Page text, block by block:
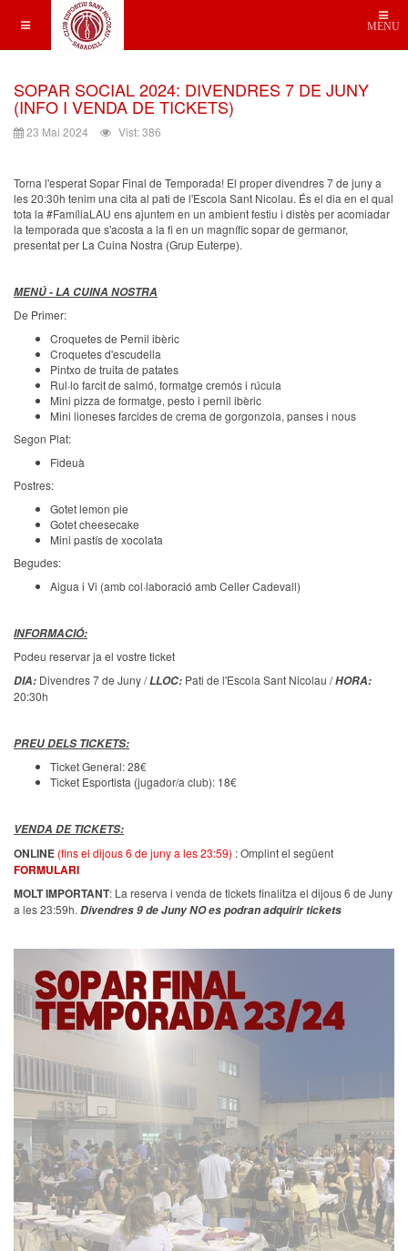
MENU
SOPAR SOCIAL 2024: DIVENDRES 7 DE JUNY
(INFO I VENDA DE TICKETS)
23 Mai 2024 Vist: 386
Torna l'esperat Sopar Final de Temporada! El proper divendres 7 de juny a
les 20:30h tenim una cita al pati de l'Escola Sant Nicolau. És el dia en el qual
tota la #FamíliaLAU ens ajuntem en un ambient festiu i distès per acomiadar
la temporada que s'acosta a la fi en un magnífic sopar de germanor,
presentat per La Cuina Nostra (Grup Euterpe).
MENÚ - LA CUINA NOSTRA
De Primer:
Croquetes de Pernil ibèric
Croquetes d'escudella
Pintxo de truita de patates
Rul·lo farcit de salmó, formatge cremós i rúcula
Mini pizza de formatge, pesto i pernil ibèric
Mini lioneses farcides de crema de gorgonzola, panses i nous
Segon Plat:
Fideuà
Postres:
Gotet lemon pie
Gotet cheesecake
Mini pastís de xocolata
Begudes:
Aigua i Vi (amb col·laboració amb Celler Cadevall)
INFORMACIÓ:
Podeu reservar ja el vostre ticket
DIA: Divendres 7 de Juny /LLOC: Pati de l'Escola Sant Nicolau /HORA:
20:30h
PREU DELS TICKETS:
Ticket General: 28€
Ticket Esportista (jugador/a club): 18€
VENDA DE TICKETS:
ONLINE (fins el dijous 6 de juny a les 23:59) : Omplint el següent
FORMULARI
MOLT IMPORTANT: La reserva i venda de tickets finalitza el dijous 6 de Juny
a les 23:59h. Divendres 9 de Juny NO es podran adquirir tickets